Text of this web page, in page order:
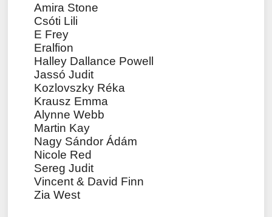
Amira Stone
Csóti Lili
E Frey
Eralfion
Halley Dallance Powell
Jassó Judit
Kozlovszky Réka
Krausz Emma
Alynne Webb
Martin Kay
Nagy Sándor Ádám
Nicole Red
Sereg Judit
Vincent & David Finn
Zia West